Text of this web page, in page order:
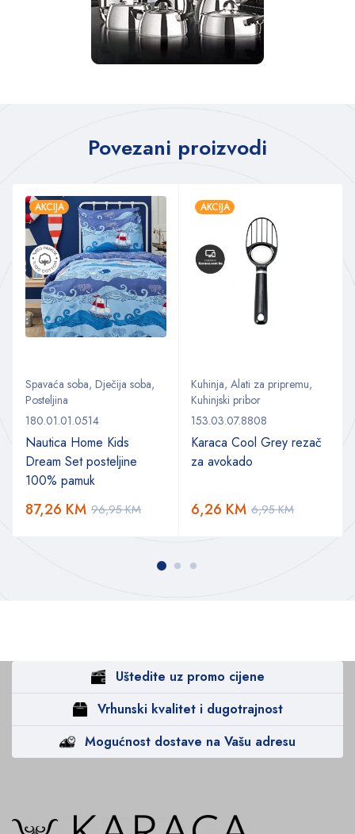
Povezani proizvodi
AKCIJA
Spavaća soba, Dječija soba,
Posteljina
180.01.01.0514
Nautica Home Kids
Dream Set posteljine
100% pamuk
96,95KM
87,26 KM
AKCIJA
Kuhinja, Alati za pripremu,
Kuhinjski pribor
153.03.07.8808
Karaca Cool Grey rezač
za avokado
6,95KM
6,26 KM
Uštedite uz promo cijene
Vrhunski kvalitet i dugotrajnost
Mogućnost dostave na Vašu adresu